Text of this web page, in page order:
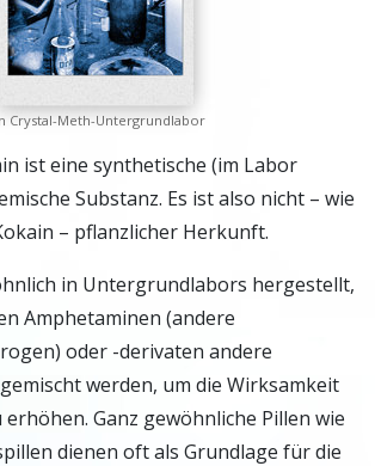
Crystal-Meth-Untergrundlabor
ist eine synthetische (im Labor
Substanz. Es ist also nicht – wie
– pflanzlicher Herkunft.
in Untergrundlabors hergestellt,
Amphetaminen (andere
oder -derivaten andere
werden, um die Wirksamkeit
Ganz gewöhnliche Pillen wie
dienen oft als Grundlage für die